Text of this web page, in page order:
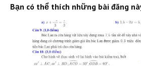
Bạn có thể thích những bài đăng